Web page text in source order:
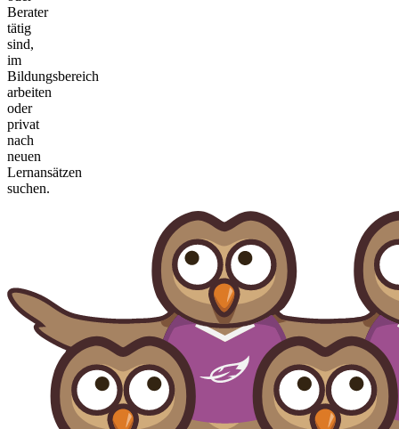
Berater
tätig
sind,
im
Bildungsbereich
arbeiten
oder
privat
nach
neuen
Lernansätzen
suchen.